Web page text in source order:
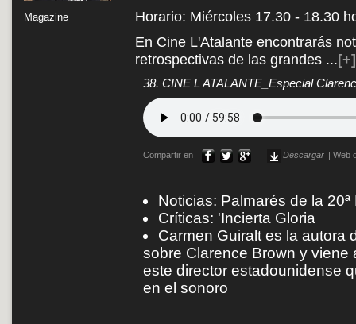
Magazine
Horario: Miércoles 17.30 - 18.30
En Cine L'Atalante encontrarás
retrospectivas de las grandes ...[+]
38. CINE L ATALANTE_Especial
Compartir en Descargar Web
Noticias: Palmarés de la
Críticas: 'Incierta Gloria
Carmen Guiralt es la autora
sobre Clarence Brown y
este director estadounidense
en el sonoro